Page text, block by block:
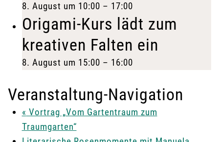
8. August um 10:00 – 17:00
Origami-Kurs lädt zum
kreativen Falten ein
8. August um 15:00 – 16:00
Veranstaltung-Navigation
« Vortrag „Vom Gartentraum zum
Traumgarten“